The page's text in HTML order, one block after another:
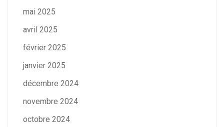
mai 2025
avril 2025
février 2025
janvier 2025
décembre 2024
novembre 2024
octobre 2024